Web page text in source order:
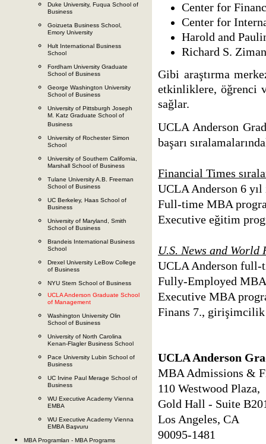
Duke University, Fuqua School of
Business
Goizueta Business School,
Emory University
Hult International Business
School
Fordham University Graduate
School of Business
George Washington University
School of Business
University of Pittsburgh Joseph
M. Katz Graduate School of
Business
University of Rochester Simon
School
University of Southern California,
Marshall School of Business
Tulane University A.B. Freeman
School of Business
UC Berkeley, Haas School of
Business
University of Maryland, Smith
School of Business
Brandeis International Business
School
Drexel University LeBow College
of Business
NYU Stern School of Business
UCLA Anderson Graduate School
of Management
Washington University Olin
School of Business
University of North Carolina
Kenan-Flagler Business School
Pace University Lubin School of
Business
UC Irvine Paul Merage School of
Business
WU Executive Academy Vienna
EMBA
WU Executive Academy Vienna
EMBA Başvuru
MBA Programları - MBA Programs
Center for
Center for
Harold and
Richard S.
Gibi araştırma
etkinliklere, öğrenci
sağlar.
UCLA Anderson
başarı
Financial Times
UCLA Anderson 6
Full-time MBA
Executive eğitim
U.S. News and World
UCLA Anderson full-
Fully-Employed MBA
Executive MBA
Finans 7.,
UCLA Anderson
MBA Admissions &
110 Westwood Plaza,
Gold Hall - Suite
Los Angeles, CA
90095-1481